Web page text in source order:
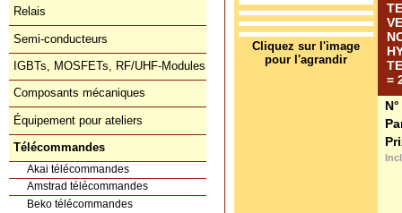
Relais
Semi-conducteurs
IGBTs, MOSFETs, RF/UHF-Modules
Composants mécaniques
Équipement pour ateliers
Télécommandes
Akai télécommandes
Amstrad télécommandes
Beko télécommandes
=